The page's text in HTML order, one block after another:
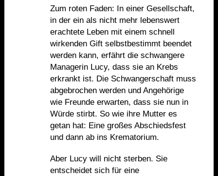
Zum roten Faden: In einer Gesellschaft,
in der ein als nicht mehr lebenswert
erachtete Leben mit einem schnell
wirkenden Gift selbstbestimmt beendet
werden kann, erfährt die schwangere
Managerin Lucy, dass sie an Krebs
erkrankt ist. Die Schwangerschaft muss
abgebrochen werden und Angehörige
wie Freunde erwarten, dass sie nun in
Würde stirbt. So wie ihre Mutter es
getan hat: Eine großes Abschiedsfest
und dann ab ins Krematorium.
Aber Lucy will nicht sterben. Sie
entscheidet sich für eine